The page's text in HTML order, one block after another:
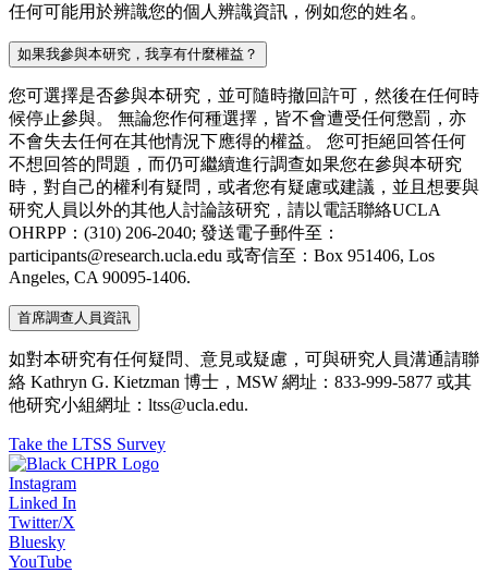
任何可能用於辨識您的個人辨識資訊，例如您的姓名。
如果我參與本研究，我享有什麼權益？
您可選擇是否參與本研究，並可隨時撤回許可，然後在任何時
候停止參與。 無論您作何種選擇，皆不會遭受任何懲罰，亦
不會失去任何在其他情況下應得的權益。 您可拒絕回答任何
不想回答的問題，而仍可繼續進行調查如果您在參與本研究
時，對自己的權利有疑問，或者您有疑慮或建議，並且想要與
研究人員以外的其他人討論該研究，請以電話聯絡UCLA
OHRPP：(310) 206-2040; 發送電子郵件至：
participants@research.ucla.edu 或寄信至：Box 951406, Los
Angeles, CA 90095-1406.
首席調查人員資訊
如對本研究有任何疑問、意見或疑慮，可與研究人員溝通請聯
絡 Kathryn G. Kietzman 博士，MSW 網址：833-999-5877 或其
他研究小組網址：ltss@ucla.edu.
Take the LTSS Survey
Instagram
Linked In
Twitter/X
Bluesky
YouTube